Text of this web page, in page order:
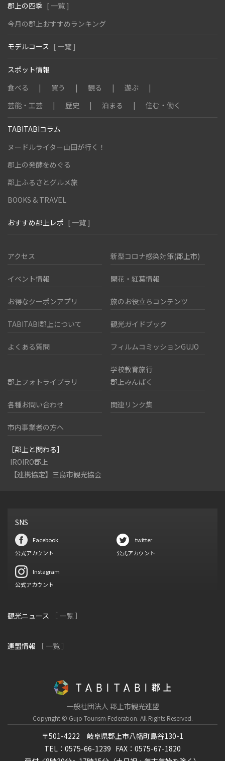
郡上の四季 [ 一覧 ]
今月の郡上おすすめランキング
モデルコース [ 一覧 ]
スポット情報
食べる
買う 観る
遊ぶ
芸能・工芸
歴史 泊まる 住む・働く
TABITABIコラム
ヌードルライター山田が行く！
郡上の発酵をめぐる
郡上ふるさとグルメ旅
BOOKS & TRAVEL
おすすめ郡上レポ [ 一覧 ]
アクセス 新型コロナ感染対策(郡上市)
イベント情報 開花・紅葉情報
お得なクーポンアプリ 旅のお役立ちコンテンツ
TABITABI郡上について 観光ガイドブック
よくある質問 フィルムコミッションGUJO
郡上フォトライブラリ
学校教育旅行
郡上みんぱく
各種お問い合わせ 関連リンク集
市内事業者の方へ
［郡上と関わる］
IROIRO郡上
【連携協定】三島市観光協会
SNS
Facebook
公式アカウント
twitter
公式アカウント
Instagram
公式アカウント
観光ニュース ［ 一覧 ］
連盟情報 ［ 一覧 ］
一般社団法人 郡上市観光連盟
Copyright © Gujo Tourism Federation. All Rights Reserved.
〒501-4222 岐阜県郡上市八幡町島谷130-1
TEL：0575-66-1239 FAX：0575-67-1820